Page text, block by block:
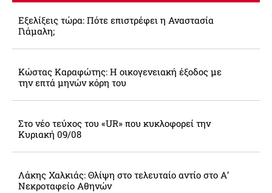
Εξελίξεις τώρα: Πότε επιστρέφει η Αναστασία
Γιάμαλη;
Κώστας Καραφώτης: Η οικογενειακή έξοδος με
την επτά μηνών κόρη του
Στο νέο τεύχος του «UR» που κυκλοφορεί την
Κυριακή 09/08
Λάκης Χαλκιάς: Θλίψη στο τελευταίο αντίο στο Α’
Νεκροταφείο Αθηνών